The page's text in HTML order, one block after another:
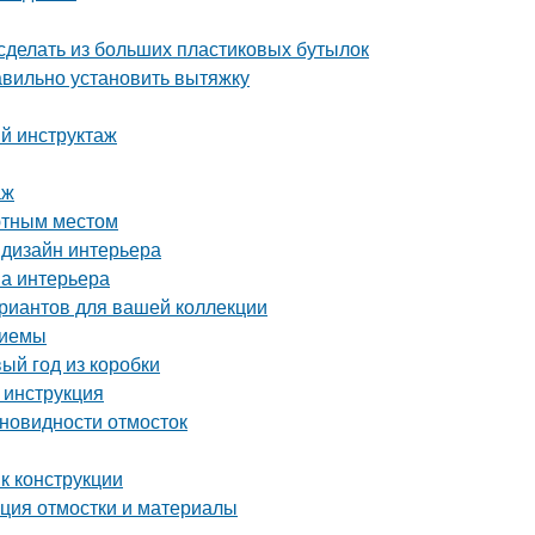
из больших пластиковых бутылок
установить вытяжку
инструктаж
местом
интерьера
интерьера
для вашей коллекции
год из коробки
отмосток
конструкции
отмостки и материалы